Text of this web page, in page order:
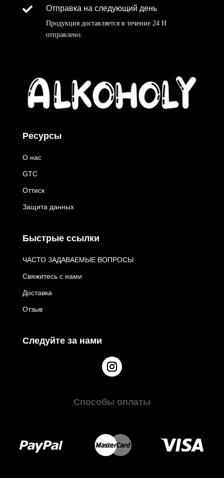
 Отправка на следующий день
Продукция доставляется в течение 24 H
отправлено.
Ресурсы
О нас
GTC
Оттиск
Защита данных
Быстрые ссылки
ЧАСТО ЗАДАВАЕМЫЕ ВОПРОСЫ
Свяжитесь с нами
Доставка
Отзыв
Следуйте за нами
Способы оплаты